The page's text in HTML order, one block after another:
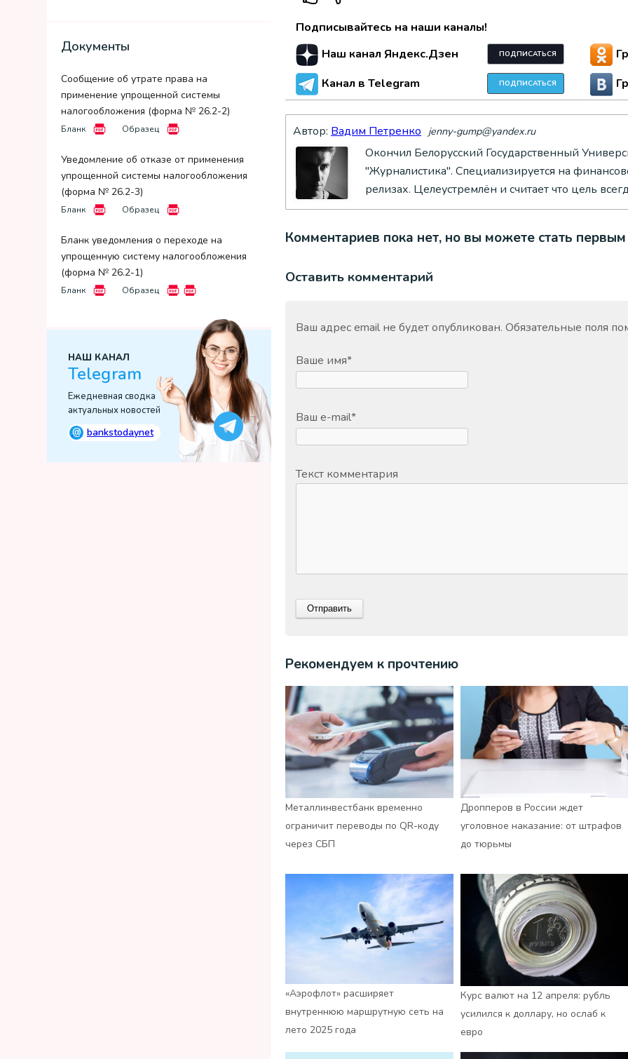
Документы
Сообщение об утрате права на
применение упрощенной системы
налогообложения (форма № 26.2-2)
Бланк Образец
Уведомление об отказе от применения
упрощенной системы налогообложения
(форма № 26.2-3)
Бланк Образец
Бланк уведомления о переходе на
упрощенную систему налогообложения
(форма № 26.2-1)
Бланк Образец
НАШ КАНАЛ
Telegram
Ежедневная сводка
актуальных новостей
@ bankstodaynet
Подписывайтесь на наши каналы!
Наш канал Яндекс.Дзен
ПОДПИСАТЬСЯ
Канал в Telegram ПОДПИСАТЬСЯ
Автор: Вадим Петренко jenny-gump@yandex.ru
Окончил Белорусский Государственный
"Журналистика". Специализируется на
релизах. Целеустремлён и считает что цель
Комментариев пока нет, но вы можете стать первым
Оставить комментарий
Ваш адрес email не будет опубликован. Обязательные поля
Ваше имя*
Ваш e-mail*
Текст комментария
Рекомендуем к прочтению
Металлинвестбанк временно
ограничит переводы по QR-коду
через СБП
Дропперов в России ждет
уголовное наказание: от штрафов
до тюрьмы
«Аэрофлот» расширяет
внутреннюю маршрутную сеть на
лето 2025 года
Курс валют на 12 апреля: рубль
усилился к доллару, но ослаб к
евро